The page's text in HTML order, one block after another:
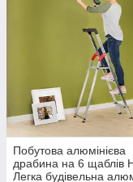
Побутова алюмінієва
драбина на 6 щаблів
Легка будівельна